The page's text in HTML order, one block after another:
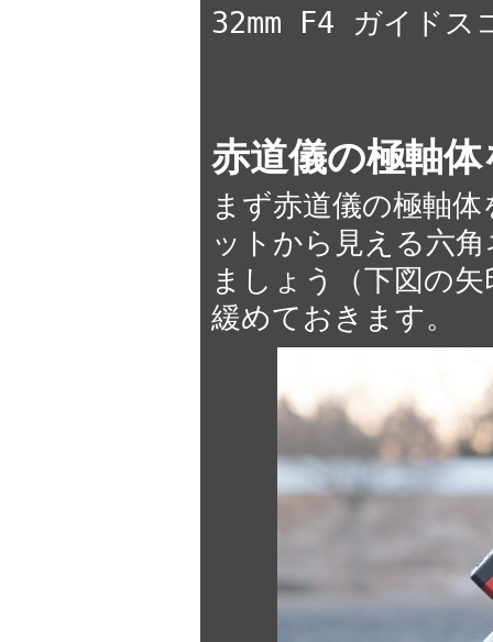
32mm F4 ガイドス
赤道儀の極軸
まず赤道儀の極軸
ットから見える六
ましょう（下図の
緩めておきます。